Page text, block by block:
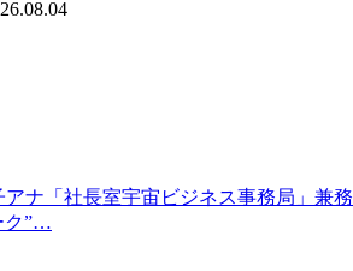
アナ「社長室宇宙ビジネス事務局」兼務
ク”…